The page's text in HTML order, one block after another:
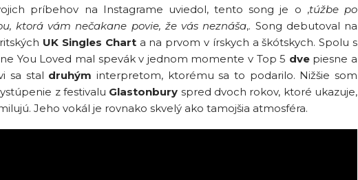
príbehov na Instagrame uviedol, tento song je o ‚túžbe po
ktorá vám nečakane povie, že vás neznáša‚. Song debutoval na
UK Singles Charta na prvom v írskych a škótskych. Spolu s
You Loved mal spevák v jednom momente v Top 5 dvepiesne a
sa stal druhým interpretom, ktorému sa to podarilo. Nižšie som
z festivalu Glastonbury spred dvoch rokov, ktoré ukazuje,
Jeho vokál je rovnako skvelý ako tamojšia atmosféra.